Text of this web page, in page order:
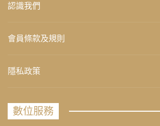
認識我們
會員條款及規則
隱私政策
數位服務